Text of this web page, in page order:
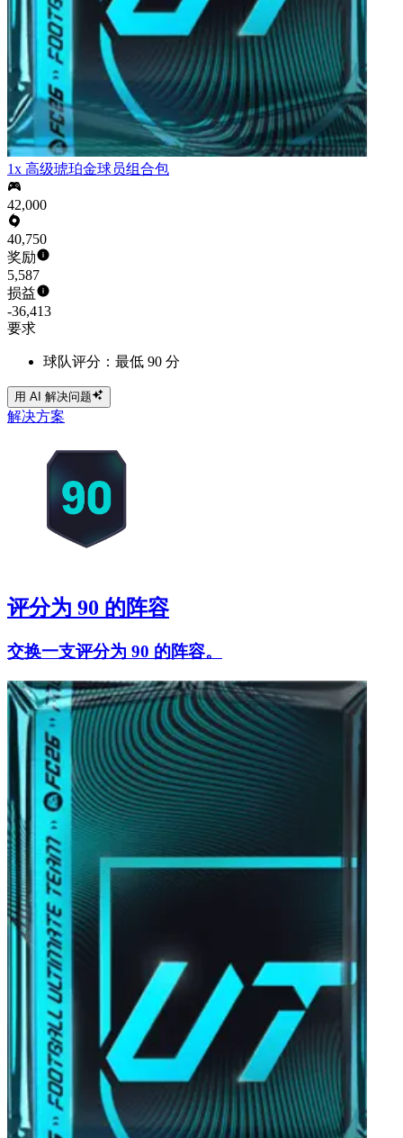
1x 高级琥珀金球员组合包
42,000
40,750
奖励
5,587
损益
-36,413
要求
球队评分：最低 90 分
用 AI 解决问题
解决方案
评分为 90 的阵容
交换一支评分为 90 的阵容。